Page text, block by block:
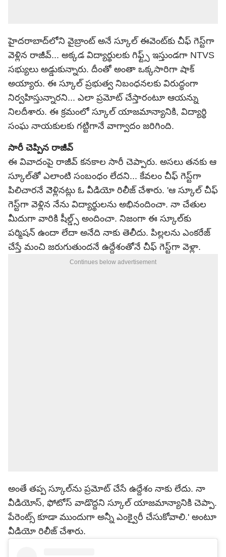
హైదరాబాద్‌లోని వైబ్రాంట్ అనే స్కూల్ ఈవెంట్‌కు చీఫ్ గెస్ట్‌గా
వెళ్లిన రాజీవ్... అక్కడ విద్యార్థులకు గిఫ్ట్స్ ఇస్తుండగా NTVS
సభ్యులు అడ్డుకున్నారు. దీంతో అంతా ఒక్కసారిగా షాక్
అయ్యారు. ఈ స్కూల్ ప్రభుత్వ నిబంధనలకు విరుద్ధంగా
నిర్వహిస్తున్నారని... ఎలా ప్రమోట్ చేస్తారంటూ ఆయన్ను
నిలదీశారు. ఈ క్రమంలో స్కూల్ యాజమాన్యానికి, విద్యార్థి
సంఘ నాయకులకు గట్టిగానే వాగ్వాదం జరిగింది.
సారీ చెప్పిన రాజీవ్
ఈ వివాదంపై రాజీవ్ కనకాల సారీ చెప్పారు. అసలు తనకు ఆ
స్కూల్‌తో ఎలాంటి సంబంధం లేదని... కేవలం చీఫ్ గెస్ట్‌గా
పిలిచారనే వెెళ్లినట్లు ఓ వీడియో రిలీజ్ చేశారు. 'ఆ స్కూల్ చీఫ్
గెస్ట్‌గా వెళ్లిన నేను విద్యార్థులను అభినందించా. నా చేతుల
మీదుగా వారికి షీల్డ్స్ అందించా. నిజంగా ఈ స్కూల్‌కు
పర్మిషన్ ఉందా లేదా అనేది నాకు తెలీదు. పిల్లలను ఎంకరేజ్
చేస్తే మంచి జరుగుతుందనే ఉద్దేశంతోనే చీఫ్ గెస్ట్‌గా వెళ్లా.
Continues below advertisement
అంతే తప్ప స్కూల్‌ను ప్రమోట్ చేసే ఉద్దేశం నాకు లేదు. నా
వీడియోస్, ఫోటోస్ వాడొద్దని స్కూల్ యాజమాన్యానికి చెప్పా.
పేరెంట్స్ కూడా ముందుగా అన్నీ ఎంక్వైరీ చేసుకోవాలి.' అంటూ
వీడియో రిలీజ్ చేశారు.